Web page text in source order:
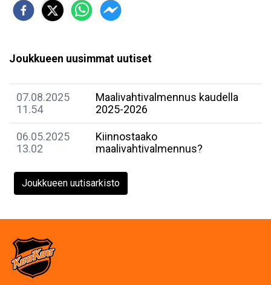
Joukkueen uusimmat uutiset
07.08.2025
11.54
Maalivahtivalmennus kaudella
2025-2026
06.05.2025
13.02
Kiinnostaako
maalivahtivalmennus?
Joukkueen uutisarkisto